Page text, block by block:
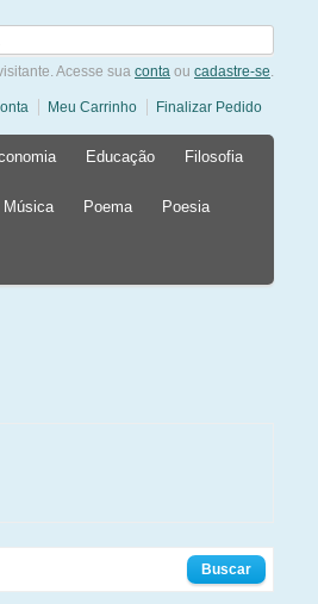
Acesse sua conta ou cadastre-se.
Meu Carrinho Finalizar Pedido
Educação Filosofia
Música Poema Poesia